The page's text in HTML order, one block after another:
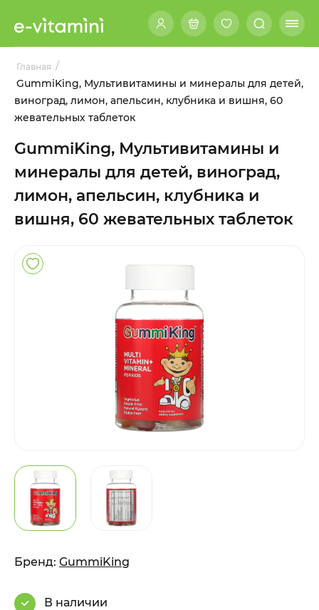
Главная /
GummiKing, Мультивитамины и минералы для детей,
виноград, лимон, апельсин, клубника и вишня, 60
жевательных таблеток
GummiKing, Мультивитамины и
минералы для детей, виноград,
лимон, апельсин, клубника и
вишня, 60 жевательных таблеток
Бренд: GummiKing
В наличии